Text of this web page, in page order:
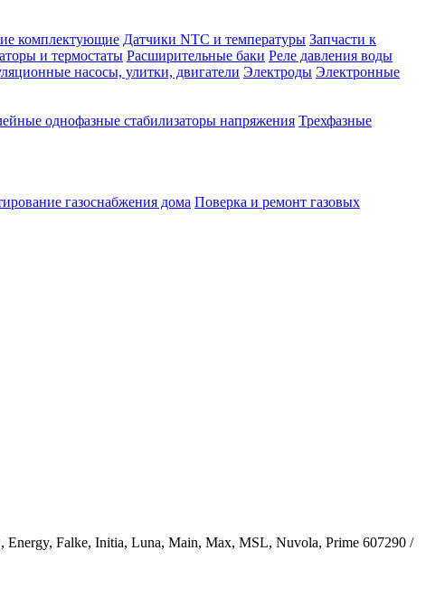
комплектующие Датчики NTC и температуры Запчасти к
и термостаты Расширительные баки Реле давления воды
насосы, улитки, двигатели Электроды Электронные
однофазные стабилизаторы напряжения Трехфазные
газоснабжения дома Поверка и ремонт газовых
Falke, Initia, Luna, Main, Max, MSL, Nuvola, Prime 607290 /